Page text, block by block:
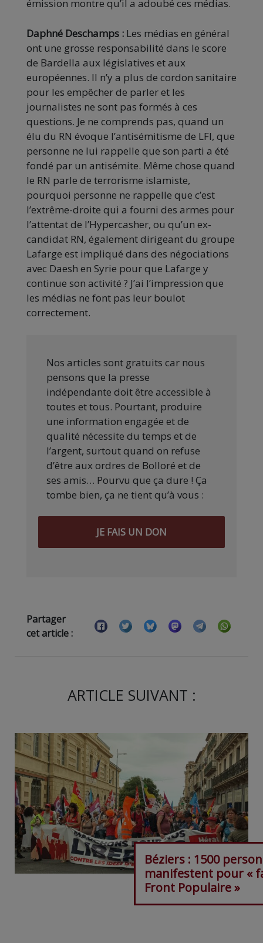
émission montre qu’il a adoubé ces médias.
Daphné Deschamps : Les médias en général
ont une grosse responsabilité dans le score
de Bardella aux législatives et aux
européennes. Il n’y a plus de cordon sanitaire
pour les empêcher de parler et les
journalistes ne sont pas formés à ces
questions. Je ne comprends pas, quand un
élu du RN évoque l’antisémitisme de LFI, que
personne ne lui rappelle que son parti a été
fondé par un antisémite. Même chose quand
le RN parle de terrorisme islamiste,
pourquoi personne ne rappelle que c’est
l’extrême-droite qui a fourni des armes pour
l’attentat de l’Hypercasher, ou qu’un ex-
candidat RN, également dirigeant du groupe
Lafarge est impliqué dans des négociations
avec Daesh en Syrie pour que Lafarge y
continue son activité ? J’ai l’impression que
les médias ne font pas leur boulot
correctement.
Nos articles sont gratuits car nous
pensons que la presse
indépendante doit être accessible à
toutes et tous. Pourtant, produire
une information engagée et de
qualité nécessite du temps et de
l’argent, surtout quand on refuse
d’être aux ordres de Bolloré et de
ses amis… Pourvu que ça dure ! Ça
tombe bien, ça ne tient qu’à vous :
JE FAIS UN DON
Partager
cet article :
ARTICLE SUIVANT :
Béziers : 1500
manifestent pour «
Front Populaire »